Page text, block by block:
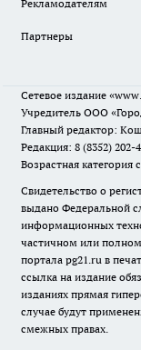
Рекламодателям
Партнеры
Сетевое издание
Учредитель ООО
Главный редактор:
Редакция: 8 (8352) 202-
Возрастная категория
Свидетельство о
выдано Федеральной
информационных
частичном или
портала pg21.ru в
ссылка на издание
изданиях прямая
случае будут
смежных правах.